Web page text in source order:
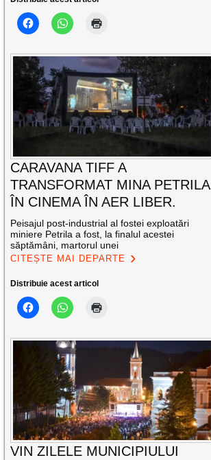
CARAVANA TIFF A
TRANSFORMAT MINA PETRILA
ÎN CINEMA ÎN AER LIBER.
Peisajul post-industrial al fostei exploatări
miniere Petrila a fost, la finalul acestei
săptămâni, martorul unei
CITEȘTE MAI DEPARTE
Distribuie acest articol
VIN ZILELE MUNICIPIULUI